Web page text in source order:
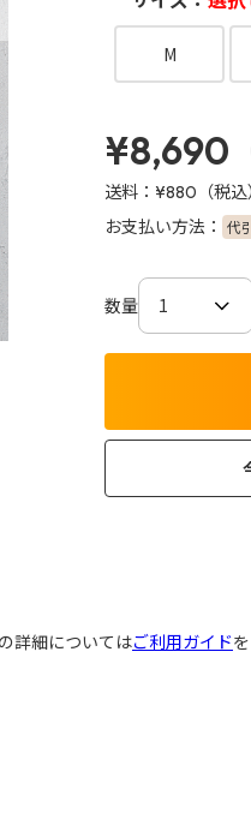
スライド
M
¥8,690
送料： ¥880 （税込）
お支払い方法： 代
数量
詳細についてはご利用ガイド